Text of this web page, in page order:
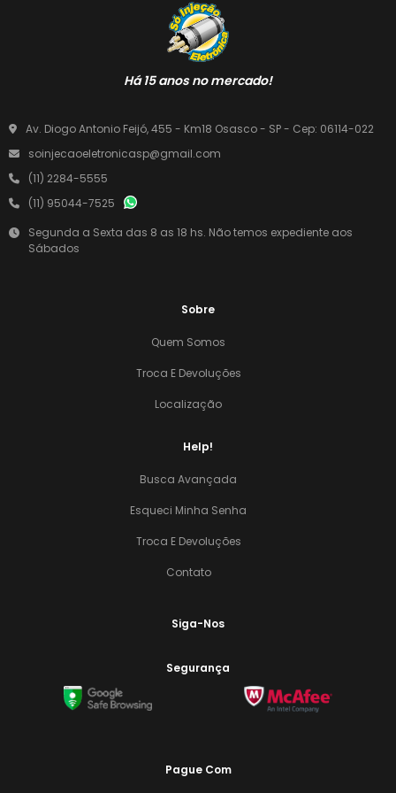
Há 15 anos no mercado!
Av. Diogo Antonio Feijó, 455 - Km18 Osasco - SP - Cep: 06114-022
soinjecaoeletronicasp@gmail.com
(11) 2284-5555
(11) 95044-7525
Segunda a Sexta das 8 as 18 hs. Não temos expediente aos
Sábados
Sobre
Quem Somos
Troca E Devoluções
Localização
Help!
Busca Avançada
Esqueci Minha Senha
Troca E Devoluções
Contato
Siga-Nos
Segurança
Pague Com